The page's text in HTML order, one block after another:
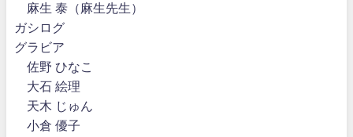
麻生 泰（麻生先生）
ガシログ
グラビア
佐野 ひなこ
大石 絵理
天木 じゅん
小倉 優子